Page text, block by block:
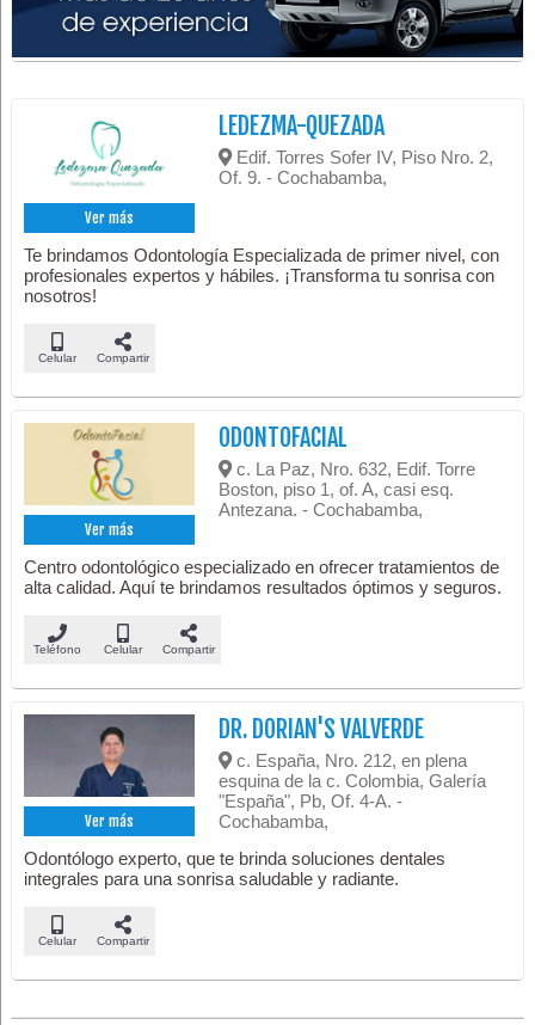
Ver más
LEDEZMA-QUEZADA
Edif. Torres Sofer IV, Piso Nro. 2,
Of. 9. - Cochabamba,
Te brindamos Odontología Especializada de primer nivel, con
profesionales expertos y hábiles. ¡Transforma tu sonrisa con
nosotros!
Celular Compartir
Ver más
ODONTOFACIAL
c. La Paz, Nro. 632, Edif. Torre
Boston, piso 1, of. A, casi esq.
Antezana. - Cochabamba,
Centro odontológico especializado en ofrecer tratamientos de
alta calidad. Aquí te brindamos resultados óptimos y seguros.
Teléfono Celular Compartir
Ver más
DR. DORIAN'S VALVERDE
c. España, Nro. 212, en plena
esquina de la c. Colombia, Galería
"España", Pb, Of. 4-A. -
Cochabamba,
Odontólogo experto, que te brinda soluciones dentales
integrales para una sonrisa saludable y radiante.
Celular Compartir